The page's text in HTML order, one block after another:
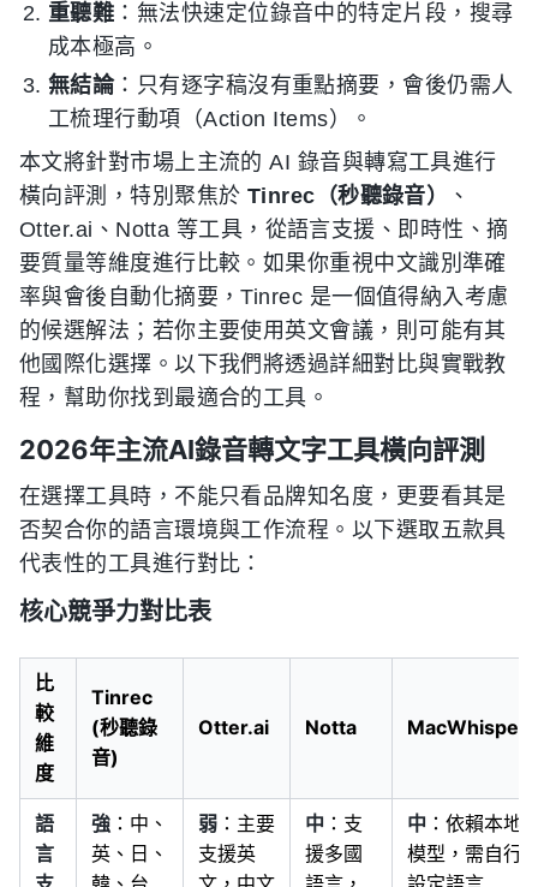
重聽難 ：無法快速定位錄音中的特定片段，搜尋
成本極高。
無結論：只有逐字稿沒有重點摘要，會後仍需人
工梳理行動項（Action Items）。
本文將針對市場上主流的 AI 錄音與轉寫工具進行
橫向評測，特別聚焦於 Tinrec（秒聽錄音）
、
Otter.ai、Notta 等工具，從語言支援、即時性、摘
要質量等維度進行比較。如果你重視中文識別準確
率與會後自動化摘要，Tinrec 是一個值得納入考慮
的候選解法；若你主要使用英文會議，則可能有其
他國際化選擇。以下我們將透過詳細對比與實戰教
程，幫助你找到最適合的工具。
2026年主流AI錄音轉文字工具橫向評測
在選擇工具時，不能只看品牌知名度，更要看其是
否契合你的語言環境與工作流程。以下選取五款具
代表性的工具進行對比：
核心競爭力對比表
比
較
維
度
Tinrec
(秒聽錄
音)
Otter.ai Notta MacWhisper
語
言
強 ：中、
英、日、
弱 ：主要
支援英
中 ：支
援多國
中 ：依賴本地
模型，需自行